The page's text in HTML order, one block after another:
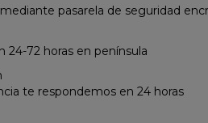
pasarela de seguridad
24-72 horas en península
te respondemos en 24 horas